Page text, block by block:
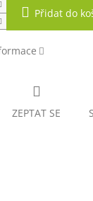
Přidat do
ZEPTAT SE